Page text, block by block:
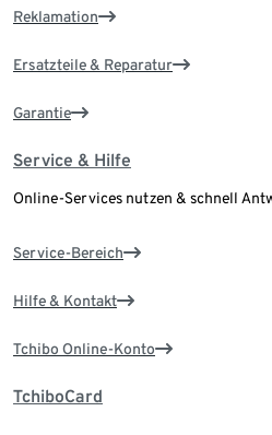
Reklamation
Ersatzteile & Reparatur
Garantie
Service & Hilfe
Online-Services nutzen & schnell
Service-Bereich
Hilfe & Kontakt
Tchibo Online-Konto
TchiboCard